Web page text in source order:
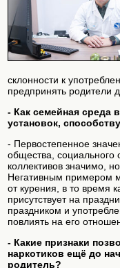
склонности к
предпринять родители
- Как семейная среда
установок,
- Первостепенное
общества, социального
коллективов значимо,
Негативным примером
от курения, в то время
присутствует на
праздником и
повлиять на его
- Какие признаки
наркотиков ещё до
родитель?